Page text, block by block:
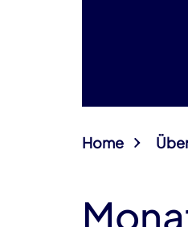
Home